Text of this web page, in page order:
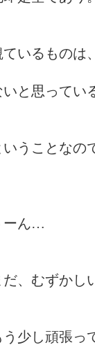
ているものは
いと思ってい
いうことなの
ーん…
だ、むずかし
う少し頑張っ